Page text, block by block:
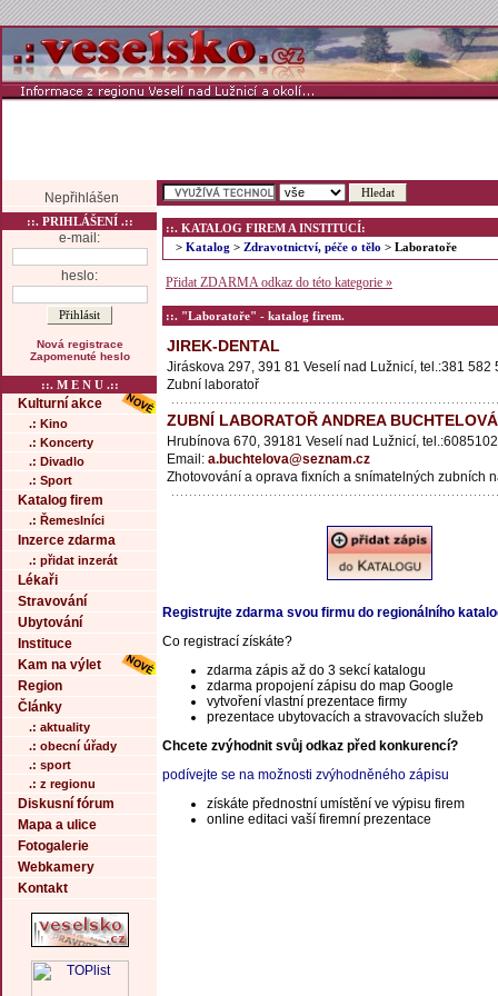
Nepřihlášen
::. PRIHLÁŠENÍ .::
e-mail:
heslo:
Nová registrace
Zapomenuté heslo
::. M E N U .::
Kulturní akce
.: Kino
.: Koncerty
.: Divadlo
.: Sport
Katalog firem
.: Řemeslníci
Inzerce zdarma
.: přidat inzerát
Lékaři
Stravování
Ubytování
Instituce
Kam na výlet
Region
Články
.: aktuality
.: obecní úřady
.: sport
.: z regionu
Diskusní fórum
Mapa a ulice
Fotogalerie
Webkamery
Kontakt
::. KATALOG FIREM A INSTITUCÍ:
> Katalog > Zdravotnictví, péče o tělo > Laboratoře
Přidat ZDARMA odkaz do této kategorie »
::. "Laboratoře" - katalog firem.
JIREK-DENTAL
Jiráskova 297, 391 81 Veselí nad Lužnicí, tel.:381 582
Zubní laboratoř
ZUBNÍ LABORATOŘ ANDREA BUCHTELOVÁ
Hrubínova 670, 39181 Veselí nad Lužnicí,
Email: a.buchtelova@seznam.cz
Zhotovování a oprava fixních a snímatelných zubních
Registrujte zdarma svou firmu do regionálního
Co registrací získáte?
zdarma zápis až do 3 sekcí katalogu
zdarma propojení zápisu do map Google
vytvoření vlastní prezentace firmy
prezentace ubytovacích a stravovacích služeb
Chcete zvýhodnit svůj odkaz před konkurencí?
podívejte se na možnosti zvýhodněného zápisu
získáte přednostní umístění ve výpisu firem
online editaci vaší firemní prezentace